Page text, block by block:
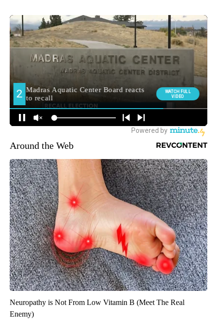
Around the Web
Neuropathy is Not From Low Vitamin B (Meet The Real
Enemy)